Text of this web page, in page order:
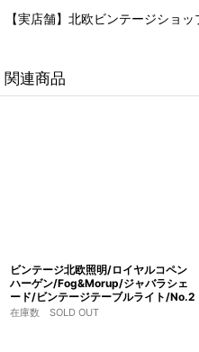
【実店舗】北欧ビンテージショ
関連商品
ビンテージ北欧照明/ロイヤルコペン
ハーゲン/Fog&Morup/ジャバラシェ
ード/ビンテージテーブルライト/No.2
在庫数 SOLD OUT